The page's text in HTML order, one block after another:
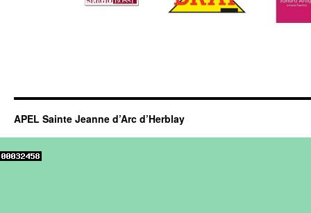
APEL Sainte Jeanne d’Arc d’Herblay